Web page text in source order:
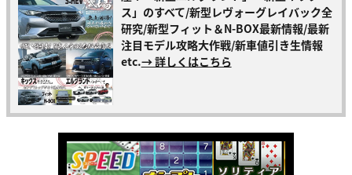
ス」のすべて/新型レヴォーグレイバック全
研究/新型フィット＆N-BOX最新情報/最新
注目モデル攻略大作戦/新車値引き生情報
etc.→ 詳しくはこちら